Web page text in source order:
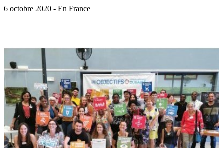
6 octobre 2020 - En France